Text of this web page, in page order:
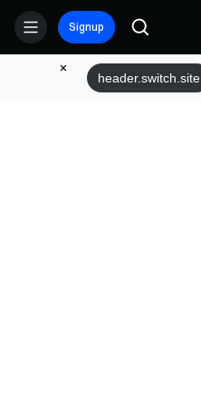
Signup
header.switch.site